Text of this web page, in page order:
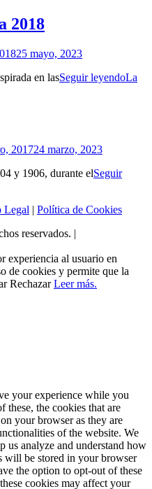
2018
25 mayo, 2023
en lasSeguir leyendoLa
201724 marzo, 2023
y 1906, durante elSeguir
Legal | Política de Cookies
reservados. |
experiencia al usuario en
de cookies y permite que la
Rechazar Leer más.
your experience while you
these, the cookies that are
your browser as they are
of the website. We
us analyze and understand how
will be stored in your browser
the option to opt-out of these
cookies may affect your